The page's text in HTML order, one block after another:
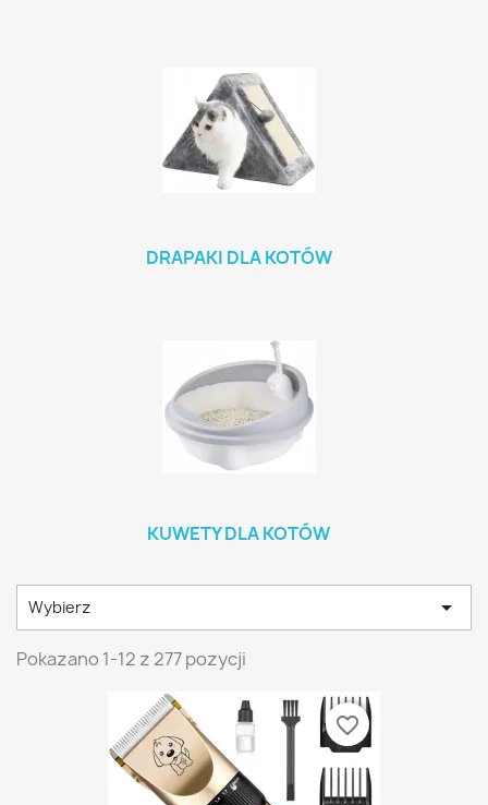
DRAPAKI DLA KOTÓW
KUWETY DLA KOTÓW
Wybierz 
Pokazano 1-12 z 277 pozycji
favorite_border